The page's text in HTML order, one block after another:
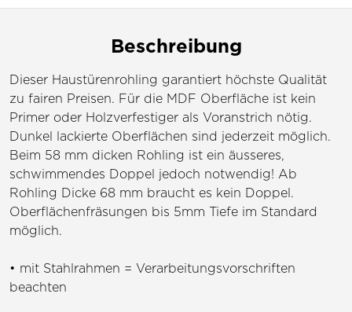
Beschreibung
Dieser Haustürenrohling garantiert höchste Qualität
zu fairen Preisen. Für die MDF Oberfläche ist kein
Primer oder Holzverfestiger als Voranstrich nötig.
Dunkel lackierte Oberflächen sind jederzeit möglich.
Beim 58 mm dicken Rohling ist ein äusseres,
schwimmendes Doppel jedoch notwendig! Ab
Rohling Dicke 68 mm braucht es kein Doppel.
Oberflächenfräsungen bis 5mm Tiefe im Standard
möglich.
• mit Stahlrahmen = Verarbeitungsvorschriften
beachten